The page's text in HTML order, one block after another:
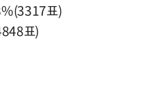
표)
표)